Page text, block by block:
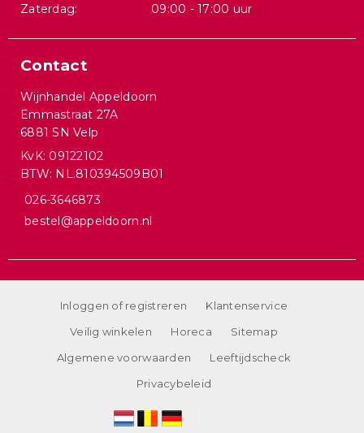
Zaterdag:
09:00 - 17:00 uur
Contact
Wijnhandel Appeldoorn
Emmastraat 27A
6881 SN Velp
KvK: 09122102
BTW: NL.810394509B01
026-3646873
bestel@appeldoorn.nl
Inloggen of registreren
Klantenservice
Veilig winkelen
Horeca
Sitemap
Algemene voorwaarden
Leeftijdscheck
Privacybeleid